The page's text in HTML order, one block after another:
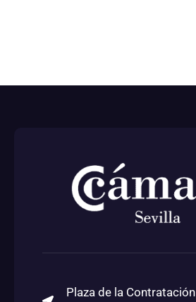
Plaza de la